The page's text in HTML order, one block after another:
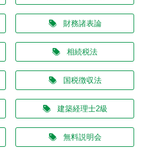
財務諸表論
相続税法
国税徴収法
建築経理士2級
無料説明会